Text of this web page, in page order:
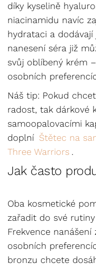
díky kyselině
niacinamidu navíc
hydrataci a
nanesení séra již
svůj oblíbený krém
osobních
Náš tip: Pokud
radost, tak dárkové
samoopalovacími
doplní Štětec na
Three Warriors .
Jak často
Oba kosmetické
zařadit do své
Frekvence
osobních
bronzu chcete